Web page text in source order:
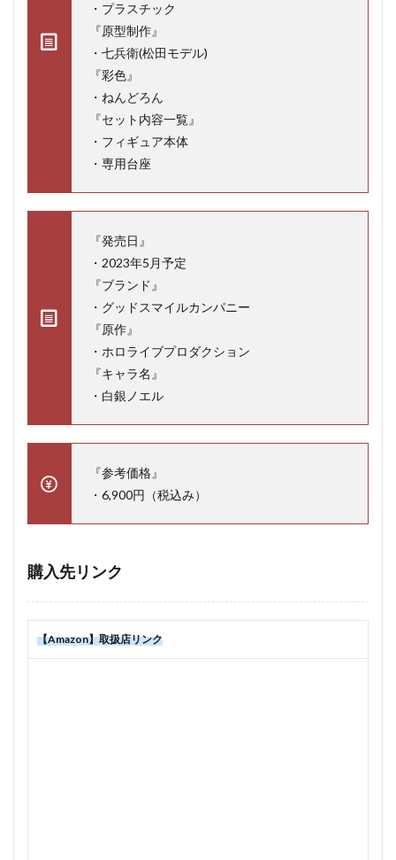
・プラスチック
『原型制作』
・七兵衛(松田モデル)
『彩色』
・ねんどろん
『セット内容一覧』
・フィギュア本体
・専用台座
『発売日』
・2023年5月予定
『ブランド』
・グッドスマイルカンパニー
『原作』
・ホロライブプロダクション
『キャラ名』
・白銀ノエル
『参考価格』
・6,900円（税込み）
購入先リンク
【Amazon】取扱店リンク